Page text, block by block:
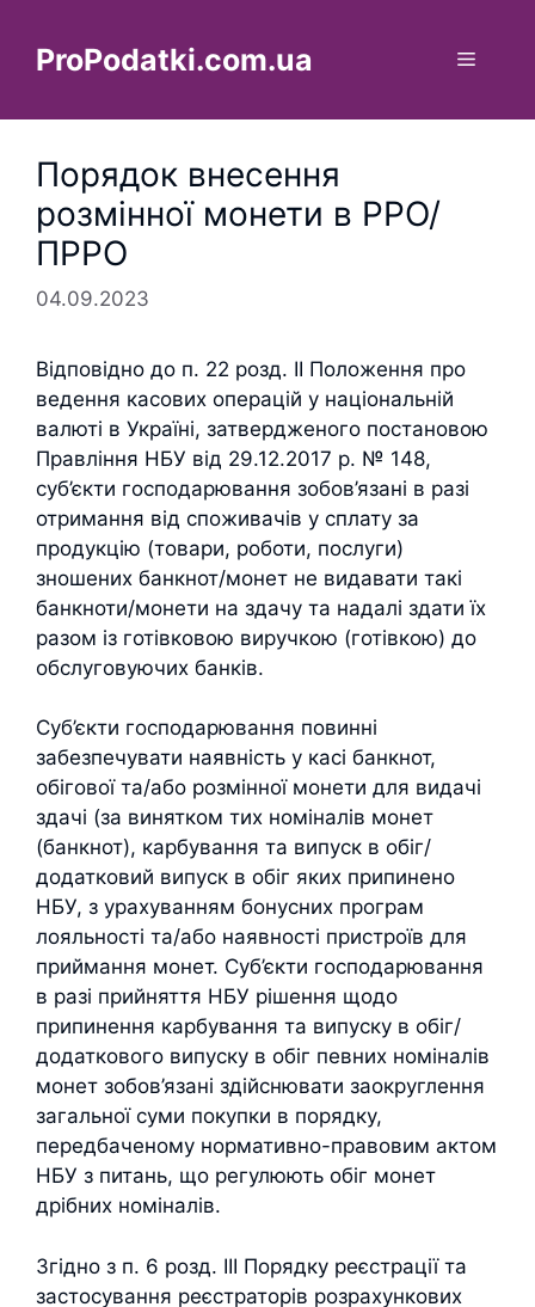
вмістуProPodatki.com.ua Меню
Порядок внесення
розмінної монети в РРО/
ПРРО
04.09.2023
Відповідно до п. 22 розд. ІІ Положення про
ведення касових операцій у національній
валюті в Україні, затвердженого постановою
Правління НБУ від 29.12.2017 р. № 148,
суб’єкти господарювання зобов’язані в разі
отримання від споживачів у сплату за
продукцію (товари, роботи, послуги)
зношених банкнот/монет не видавати такі
банкноти/монети на здачу та надалі здати їх
разом із готівковою виручкою (готівкою) до
обслуговуючих банків.
Суб’єкти господарювання повинні
забезпечувати наявність у касі банкнот,
обігової та/або розмінної монети для видачі
здачі (за винятком тих номіналів монет
(банкнот), карбування та випуск в обіг/
додатковий випуск в обіг яких припинено
НБУ, з урахуванням бонусних програм
лояльності та/або наявності пристроїв для
приймання монет. Суб’єкти господарювання
в разі прийняття НБУ рішення щодо
припинення карбування та випуску в обіг/
додаткового випуску в обіг певних номіналів
монет зобов’язані здійснювати заокруглення
загальної суми покупки в порядку,
передбаченому нормативно-правовим актом
НБУ з питань, що регулюють обіг монет
дрібних номіналів.
Згідно з п. 6 розд. III Порядку реєстрації та
застосування реєстраторів розрахункових